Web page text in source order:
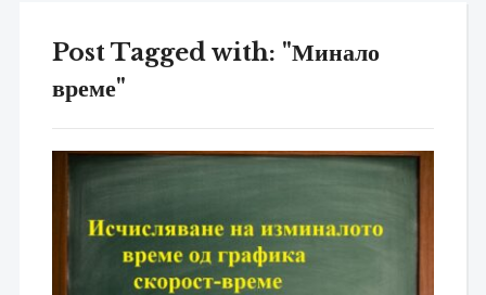
Post Tagged with: "Минало
време"